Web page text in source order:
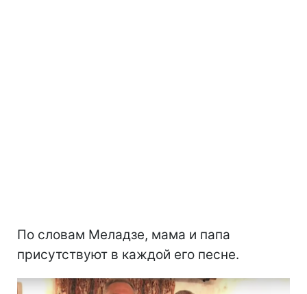
По словам Меладзе, мама и папа
присутствуют в каждой его песне.